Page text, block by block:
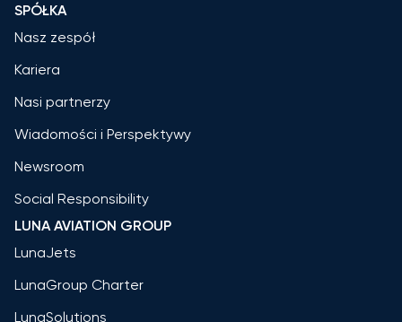
SPÓŁKA
Nasz zespół
Kariera
Nasi partnerzy
Wiadomości i Perspektywy
Newsroom
Social Responsibility
LUNA AVIATION GROUP
LunaJets
LunaGroup Charter
LunaSolutions